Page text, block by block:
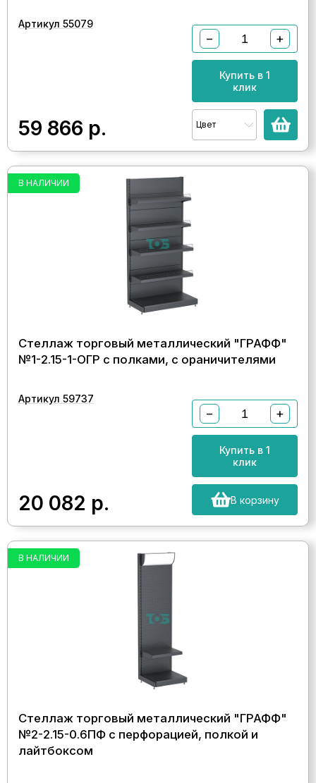
Артикул 55079
59 866 р.
− +
Купить в 1
клик
Цвет
В НАЛИЧИИ
Стеллаж торговый металлический "ГРАФФ"
№1-2.15-1-ОГР с полками, с ораничителями
Артикул 59737
20 082 р.
− +
Купить в 1
клик
В корзину
В НАЛИЧИИ
Стеллаж торговый металлический "ГРАФФ"
№2-2.15-0.6ПФ с перфорацией, полкой и
лайтбоксом